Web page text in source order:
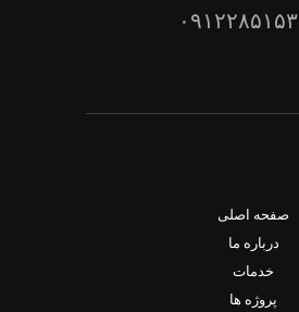
صفحه اصلی
درباره ما
خدمات
پروژه ها